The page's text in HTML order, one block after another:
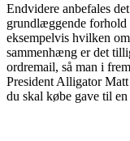
Endvidere anbefales
grundlæggende
eksempelvis hvilken
sammenhæng er det
ordremail, så man i
President Alligator
du skal købe gave til